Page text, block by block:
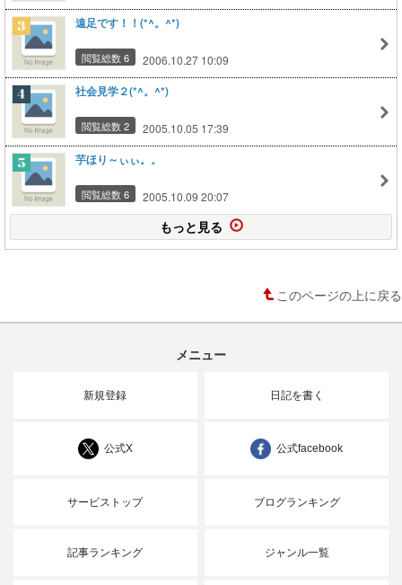
遠足です！！(*^。^*)
閲覧総数 6 2006.10.27 10:09
社会見学２(*^。^*)
閲覧総数 2 2005.10.05 17:39
芋ほり～ぃぃ。。
閲覧総数 6 2005.10.09 20:07
もっと見る
このページの上に戻る
メニュー
新規登録 日記を書く
公式X 公式facebook
サービストップ ブログランキング
記事ランキング ジャンル一覧